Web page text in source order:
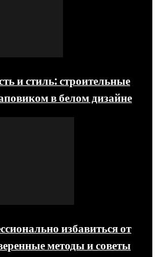
и стиль: строительные
в белом дизайне
избавиться от
методы и советы